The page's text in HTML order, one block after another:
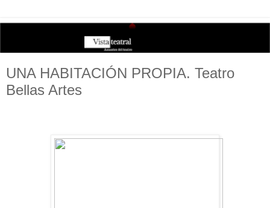
UNA HABITACIÓN PROPIA. Teatro
Bellas Artes